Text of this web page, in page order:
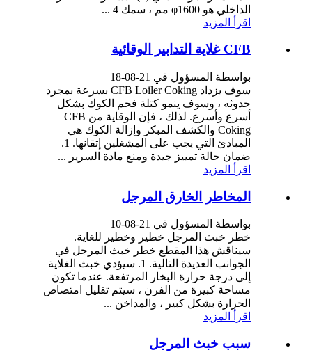
الداخلي هو φ1600 مم ، سمك 4 ...
اقرأ المزيد
CFB غلاية التدابير الوقائية
بواسطة المسؤول في 21-08-18
سوف يزداد CFB Loiler Coking بسرعة بمجرد
حدوثه ، وسوف ينمو كتلة فحم الكوك بشكل
أسرع وأسرع. لذلك ، فإن الوقاية من CFB
Coking والكشف المبكر وإزالة الكوك هي
المبادئ التي يجب على المشغلين إتقانها. 1.
ضمان حالة تمييز جيدة ومنع مادة السرير ...
اقرأ المزيد
المخاطر الخارق المرجل
بواسطة المسؤول في 21-08-10
خطر خبث المرجل خطير وخطير للغاية.
سيناقش هذا المقطع خطر خبث المرجل في
الجوانب العديدة التالية. 1. سيؤدي خبث الغلاية
إلى درجة حرارة البخار المرتفعة. عندما تكون
مساحة كبيرة من الفرن ، سيتم تقليل امتصاص
الحرارة بشكل كبير ، والمداخن ...
اقرأ المزيد
سبب خبث المرجل